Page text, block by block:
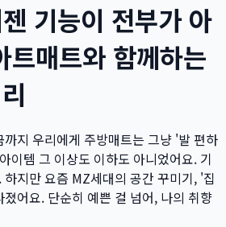
기능이 전부가 아
트매트와 함께하는
지 우리에게 주방매트는 그냥 '발 편하
이템 그 이상도 이하도 아니었어요. 기
지만 요즘 MZ세대의 공간 꾸미기, '집
어요. 단순히 예쁜 걸 넘어, 나의 취향